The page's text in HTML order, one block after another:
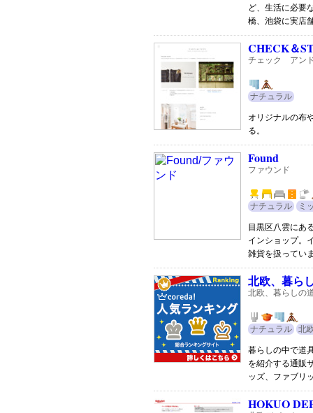
ど、生活に必要
橋、池袋に実店
CHECK＆
チェック アン
ナチュラル
オリジナルの布
る。
Found
ファウンド
ナチュラル ミ
目黒区八雲にあ
インショップ。
雑貨を扱ってい
北欧、暮ら
北欧、暮らしの
ナチュラル 北
暮らしの中で道
を紹介する通販
ッズ、ファブリ
HOKUO